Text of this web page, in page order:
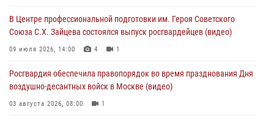
В Центре профессиональной подготовки им. Героя Советского
Союза С.Х. Зайцева состоялся выпуск росгвардейцев (видео)
09 июля 2026, 14:00 4 1
Росгвардия обеспечила правопорядок во время празднования Дня
воздушно-десантных войск в Москве (видео)
03 августа 2026, 08:00 1